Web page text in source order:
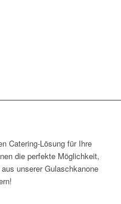
Catering-Lösung für Ihre
die perfekte Möglichkeit,
unserer Gulaschkanone